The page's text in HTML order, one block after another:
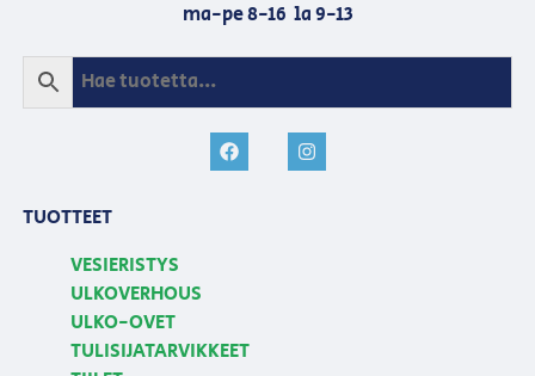
ma-pe 8-16 la 9-13
TUOTTEET
VESIERISTYS
ULKOVERHOUS
ULKO-OVET
TULISIJATARVIKKEET